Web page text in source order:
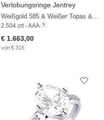
Verlobungsringe Jentrey
2.504 crt - AAA
€ 1.663,00
von € 315